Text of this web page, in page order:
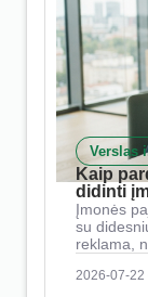
Verslas
Kaip
didinti
Įmonės
su
reklama,
2026-07-22